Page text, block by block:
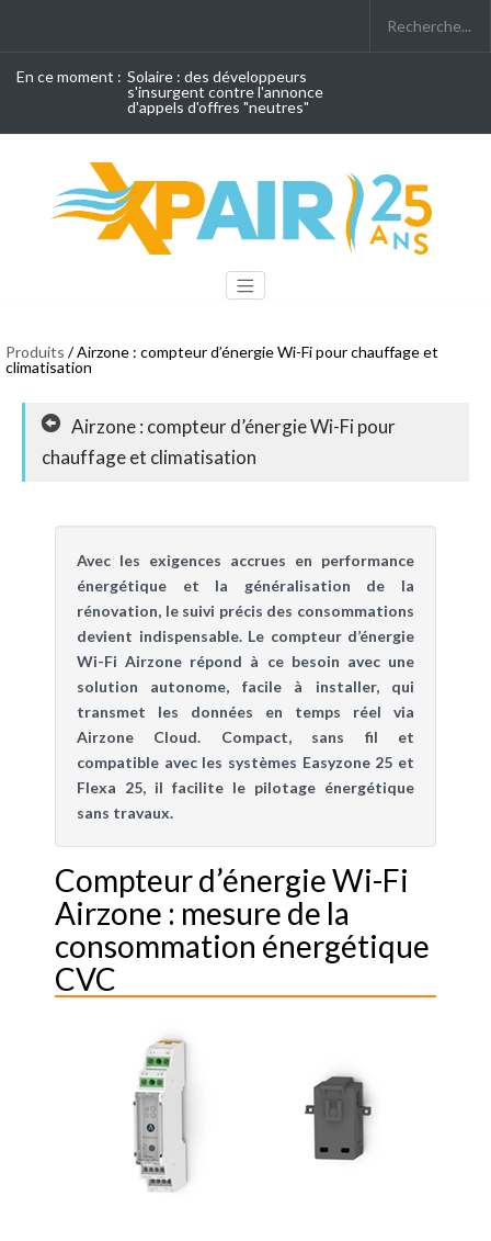
En ce moment : Solaire : des développeurs
s'insurgent contre l'annonce
d'appels d'offres "neutres"
Produits / Airzone : compteur d’énergie Wi-Fi pour chauffage et
climatisation
Airzone : compteur d’énergie Wi-Fi pour
chauffage et climatisation
Avec les exigences accrues en performance
énergétique et la généralisation de la
rénovation, le suivi précis des consommations
devient indispensable. Le compteur d’énergie
Wi-Fi Airzone répond à ce besoin avec une
solution autonome, facile à installer, qui
transmet les données en temps réel via
Airzone Cloud. Compact, sans fil et
compatible avec les systèmes Easyzone 25 et
Flexa 25, il facilite le pilotage énergétique
sans travaux.
Compteur d’énergie Wi-Fi
Airzone : mesure de la
consommation énergétique
CVC